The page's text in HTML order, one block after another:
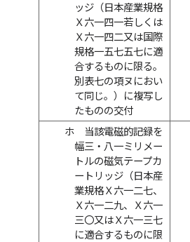
ッジ（日本産業規格
Ｘ六一四一若しくは
Ｘ六一四二又は国際
規格一五七五七に適
合するものに限る。
別表七の項ヌにおい
て同じ。）に複写し
たものの交付
ホ
当該電磁的記録を
幅三・八一ミリメー
トルの磁気テープカ
ートリッジ（日本産
業規格Ｘ六一二七、
Ｘ六一二九、Ｘ六一
三〇又はＸ六一三七
に適合するものに限